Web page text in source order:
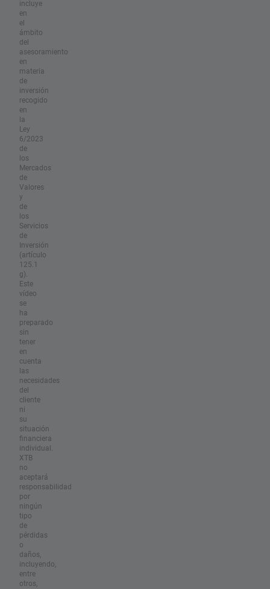
incluye
en
el
ámbito
del
asesoramiento
en
materia
de
inversión
recogido
en
la
Ley
6/2023
de
los
Mercados
de
Valores
y
de
los
Servicios
de
Inversión
(artículo
125.1
g).
Este
vídeo
se
ha
preparado
sin
tener
en
cuenta
las
necesidades
del
cliente
ni
su
situación
financiera
individual.
XTB
no
aceptará
responsabilidad
por
ningún
tipo
de
pérdidas
o
daños,
incluyendo,
entre
otros,